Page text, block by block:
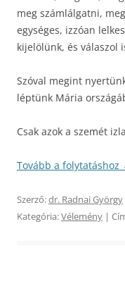
meg számlálgatni,
egységes, izzóan
kijelölünk, és válaszol
Szóval megint
léptünk Mária
Csak azok a szemét
Tovább a folytatáshoz
Szerző:dr. Radnai György
Kategória:Vélemény |